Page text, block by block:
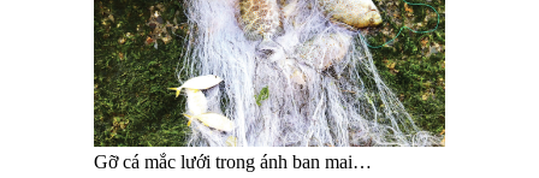
Gỡ cá mắc lưới trong ánh ban mai…